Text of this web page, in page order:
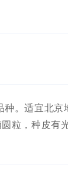
。适宜北
粒，种皮